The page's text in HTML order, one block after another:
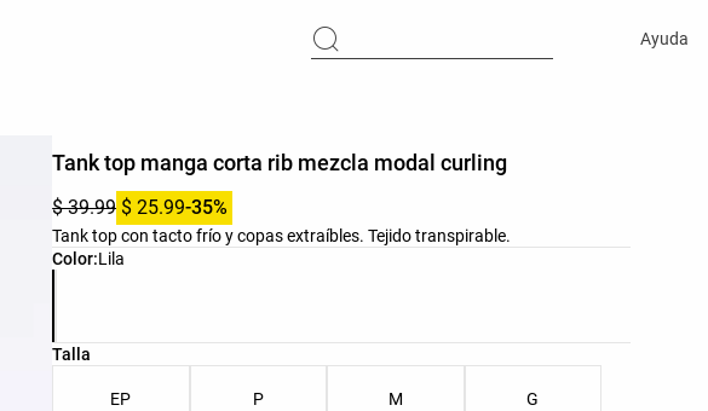
Ayuda
Color:Lila
Lista de colores del producto
Tank top manga corta rib mezcla modal curling
$ 39.99 $ 25.99-35%
Tank top con tacto frío y copas extraíbles. Tejido transpirable.
Talla
Lista de tallas del producto
EP P M G